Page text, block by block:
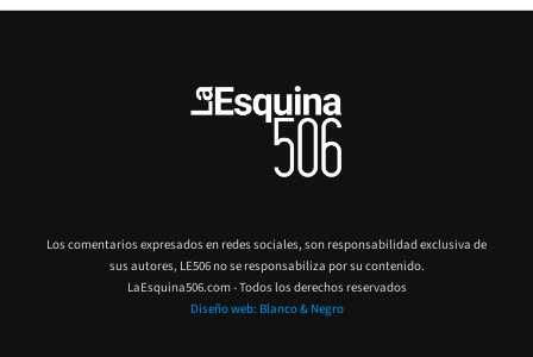
Los comentarios expresados en redes sociales, son responsabilidad exclusiva de
sus autores, LE506 no se responsabiliza por su contenido.
LaEsquina506.com - Todos los derechos reservados
Diseño web: Blanco & Negro